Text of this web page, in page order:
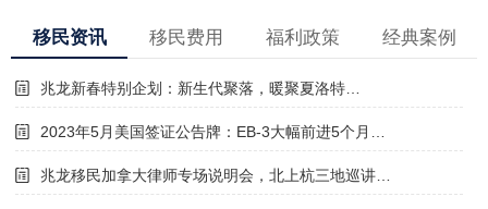
移民资讯 移民费用 福利政策 经典案例
兆龙新春特别企划：新生代聚落，暖聚夏洛特…
2023年5月美国签证公告牌：EB-3大幅前进5个月…
兆龙移民加拿大律师专场说明会，北上杭三地巡讲…